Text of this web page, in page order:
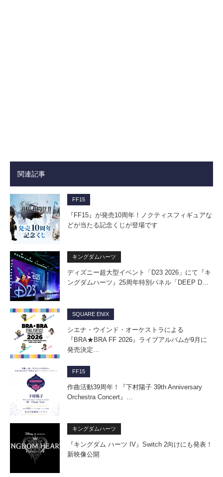
関連記事
FF15
『FF15』が発売10周年！ノクティスフィギュアな
どが当たる記念くじが登場です
キングダムハーツ
ディズニー超大型イベント「D23 2026」にて『キ
ングダムハーツ』25周年特別パネル「DEEP D…
SQUARE ENIX
シエナ・ウインド・オーケストラによる
『BRA★BRA FF 2026』ライブアルバムが9月に
発売決定…
FF15
作曲活動39周年！『下村陽子 39th Anniversary
Orchestra Concert』…
キングダムハーツ
『キングダム ハーツ IV』Switch 2向けにも発表！
新映像公開